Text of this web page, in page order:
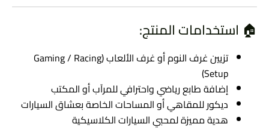
🏠 استخدامات المنتج:
تزيين غرف النوم أو غرف الألعاب (Gaming / Racing
Setup)
إضافة طابع رياضي واحترافي للمرآب أو المكتب
ديكور للمقاهي أو المساحات الخاصة بعشاق السيارات
هدية مميزة لمحبي السيارات الكلاسيكية